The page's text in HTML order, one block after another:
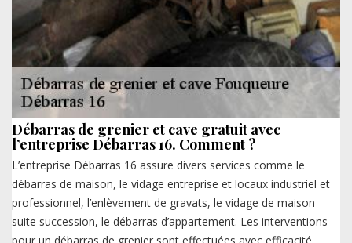
Débarras de grenier et cave gratuit avec
l’entreprise Débarras 16. Comment ?
L’entreprise Débarras 16 assure divers services comme le
débarras de maison, le vidage entreprise et locaux industriel et
professionnel, l’enlèvement de gravats, le vidage de maison
suite succession, le débarras d’appartement. Les interventions